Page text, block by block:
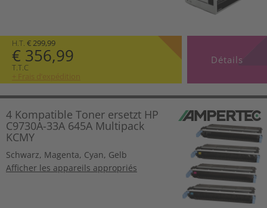
H.T. € 299,99
€ 356,99
T.T.C
+ Frais d’expédition
Détails
4 Kompatible Toner ersetzt HP
C9730A-33A 645A Multipack
KCMY
Schwarz, Magenta, Cyan, Gelb
Afficher les appareils appropriés